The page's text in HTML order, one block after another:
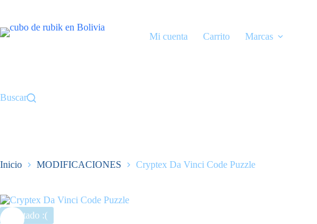
contenido
Mi cuenta
Carrito Marcas
Buscar
Inicio MODIFICACIONES Cryptex Da Vinci Code Puzzle
Agotado :(